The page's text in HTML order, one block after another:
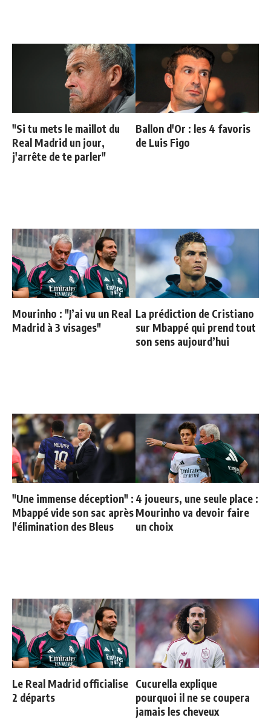
"Si tu mets le maillot du
Real Madrid un jour,
j'arrête de te parler"
Ballon d'Or : les 4 favoris
de Luis Figo
Mourinho : "J’ai vu un Real
Madrid à 3 visages"
La prédiction de Cristiano
sur Mbappé qui prend tout
son sens aujourd’hui
"Une immense déception" :
Mbappé vide son sac après
l'élimination des Bleus
4 joueurs, une seule place :
Mourinho va devoir faire
un choix
Le Real Madrid officialise
2 départs
Cucurella explique
pourquoi il ne se coupera
jamais les cheveux